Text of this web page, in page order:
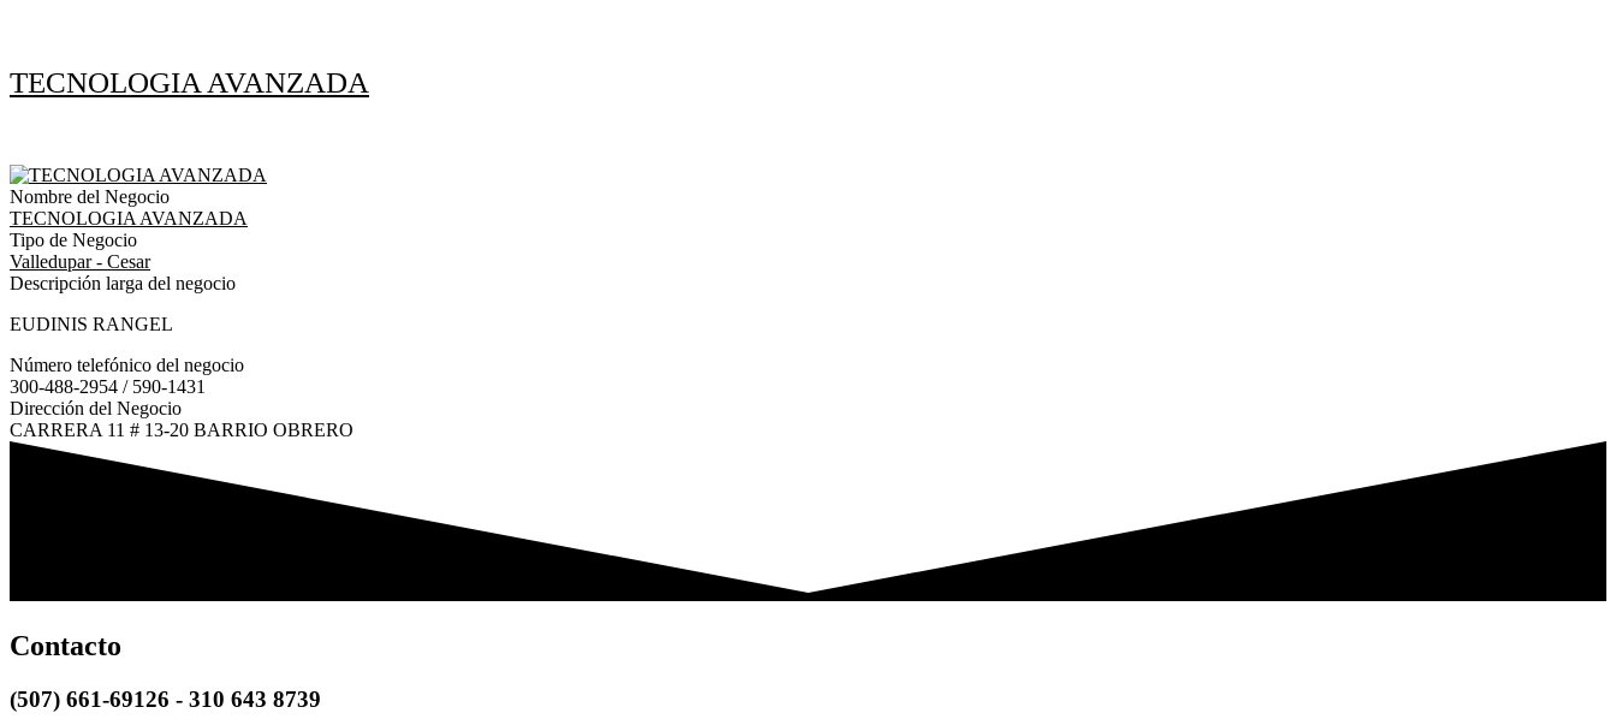
TECNOLOGIA AVANZADA
Nombre del Negocio
TECNOLOGIA AVANZADA
Tipo de Negocio
Valledupar - Cesar
Descripción larga del negocio
EUDINIS RANGEL
Número telefónico del negocio
300-488-2954 / 590-1431
Dirección del Negocio
CARRERA 11 # 13-20 BARRIO OBRERO
Contacto
(507) 661-69126 - 310 643 8739